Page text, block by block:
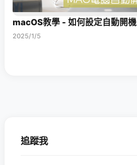
macOS教學 - 如何設定自動開
2025/1/5
追蹤我